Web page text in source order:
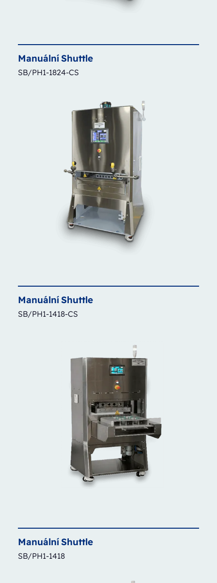
ManuálníShuttle
SB/PH1-1824-CS
ManuálníShuttle
SB/PH1-1418-CS
ManuálníShuttle
SB/PH1-1418